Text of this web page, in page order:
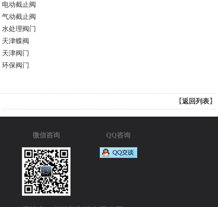
电动截止阀
气动截止阀
水处理阀门
天津蝶阀
天津阀门
环保阀门
【返回列表】
微信咨询 QQ咨询